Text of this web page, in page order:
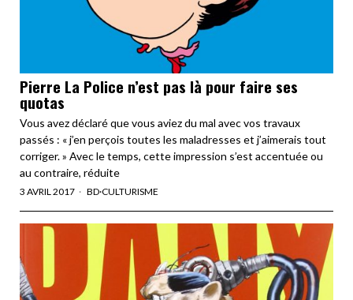
Pierre La Police n’est pas là pour faire ses
quotas
Vous avez déclaré que vous aviez du mal avec vos travaux
passés : « j’en perçois toutes les maladresses et j’aimerais tout
corriger. » Avec le temps, cette impression s’est accentuée ou
au contraire, réduite
3 AVRIL 2017 BD·CULTURISME